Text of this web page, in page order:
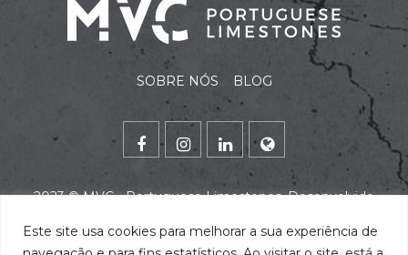
Este site usa cookies para melhorar a sua experiência de
SOBRE NÓS BLOG
2023 ©MVC - Portuguese Limestones. Desenvolvido